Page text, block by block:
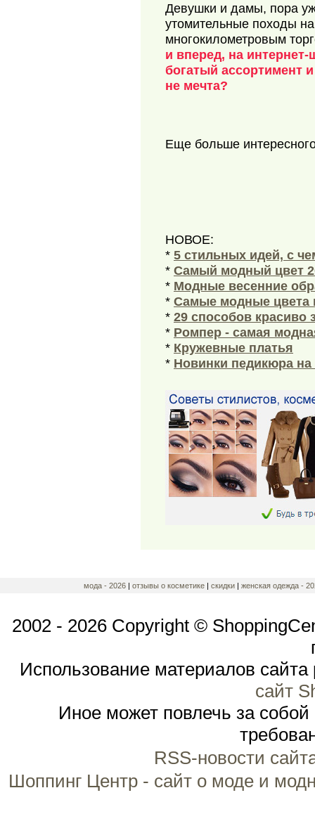
Девушки и дамы, пора
утомительные походы
многокилометровым
и вперед, на
богатый ассортимент
не мечта?
Еще больше
НОВОЕ:
* 5 стильных идей, с
* Самый модный цвет
* Модные весенние
* Самые модные цвета
* 29 способов красиво
* Ромпер - самая
* Кружевные платья
* Новинки педикюра
мода - 2026 | отзывы о косметике| скидки| женская одежда -
2002 - 2026 Copyright ©
Использование материалов
сайт
Иное может повлечь за
RSS-новости
Шоппинг Центр - сайт о моде и